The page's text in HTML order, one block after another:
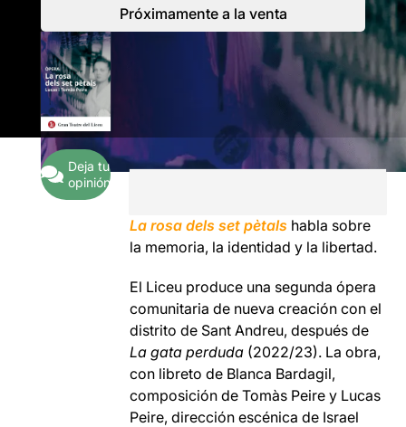
Próximamente a la venta
Deja tu
opinión
La rosa dels set pètals habla sobre
la memoria, la identidad y la libertad.
El Liceu produce una segunda ópera
comunitaria de nueva creación con el
distrito de Sant Andreu, después de
La gata perduda (2022/23). La obra,
con libreto de Blanca Bardagil,
composición de Tomàs Peire y Lucas
Peire, dirección escénica de Israel